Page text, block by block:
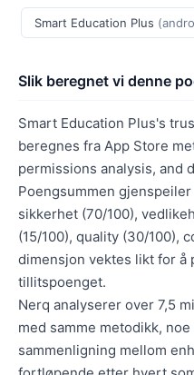
Smart Education Plus
Slik beregnet vi denne
Smart Education Plus's
beregnes fra App Store
permissions analysis, and
Poengsummen
sikkerhet (70/100),
(15/100), quality (30/100),
dimensjon vektes likt for å
tillitspoenget.
Nerq analyserer over 7,5
med samme metodikk,
sammenligning mellom